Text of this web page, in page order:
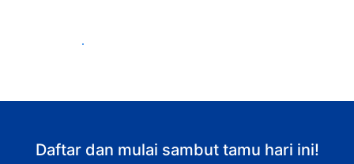
Mulai sambut tamu
Daftar dan mulai sambut tamu hari ini!